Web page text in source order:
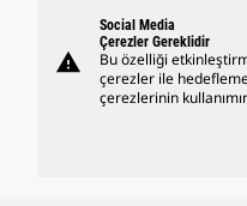
warning
Social Media
Çerezler Gereklidir
Bu özelliği
çerezler ile
çerezlerinin